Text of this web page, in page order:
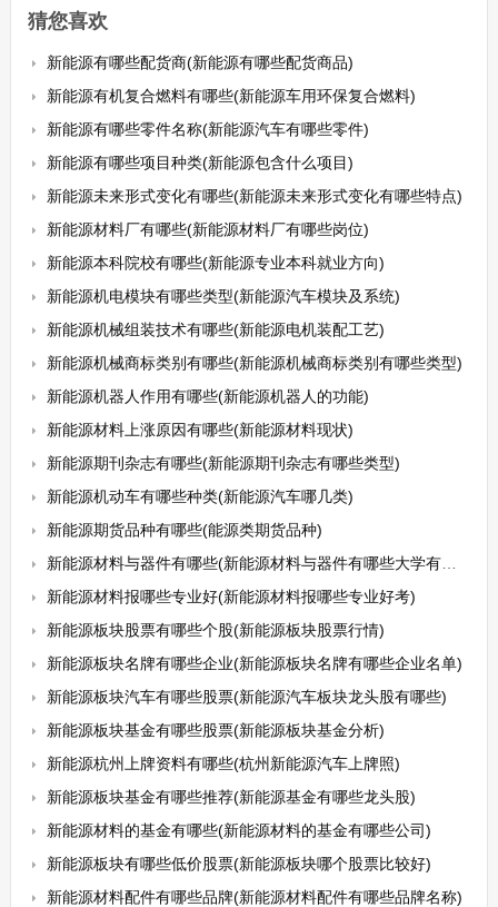
猜您喜欢
新能源有哪些配货商(新能源有哪些配货商品)
新能源有机复合燃料有哪些(新能源车用环保复合燃料)
新能源有哪些零件名称(新能源汽车有哪些零件)
新能源有哪些项目种类(新能源包含什么项目)
新能源未来形式变化有哪些(新能源未来形式变化有哪些特点)
新能源材料厂有哪些(新能源材料厂有哪些岗位)
新能源本科院校有哪些(新能源专业本科就业方向)
新能源机电模块有哪些类型(新能源汽车模块及系统)
新能源机械组装技术有哪些(新能源电机装配工艺)
新能源机械商标类别有哪些(新能源机械商标类别有哪些类型)
新能源机器人作用有哪些(新能源机器人的功能)
新能源材料上涨原因有哪些(新能源材料现状)
新能源期刊杂志有哪些(新能源期刊杂志有哪些类型)
新能源机动车有哪些种类(新能源汽车哪几类)
新能源期货品种有哪些(能源类期货品种)
新能源材料与器件有哪些(新能源材料与器件有哪些大学有这个专业)
新能源材料报哪些专业好(新能源材料报哪些专业好考)
新能源板块股票有哪些个股(新能源板块股票行情)
新能源板块名牌有哪些企业(新能源板块名牌有哪些企业名单)
新能源板块汽车有哪些股票(新能源汽车板块龙头股有哪些)
新能源板块基金有哪些股票(新能源板块基金分析)
新能源杭州上牌资料有哪些(杭州新能源汽车上牌照)
新能源板块基金有哪些推荐(新能源基金有哪些龙头股)
新能源材料的基金有哪些(新能源材料的基金有哪些公司)
新能源板块有哪些低价股票(新能源板块哪个股票比较好)
新能源材料配件有哪些品牌(新能源材料配件有哪些品牌名称)